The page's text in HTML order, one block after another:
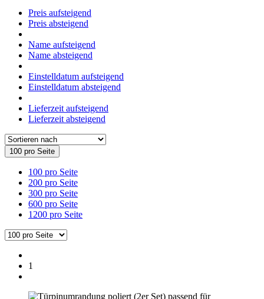
Preis aufsteigend
Preis absteigend
Name aufsteigend
Name absteigend
Einstelldatum aufsteigend
Einstelldatum absteigend
Lieferzeit aufsteigend
Lieferzeit absteigend
100 pro Seite
100 pro Seite
200 pro Seite
300 pro Seite
600 pro Seite
1200 pro Seite
1